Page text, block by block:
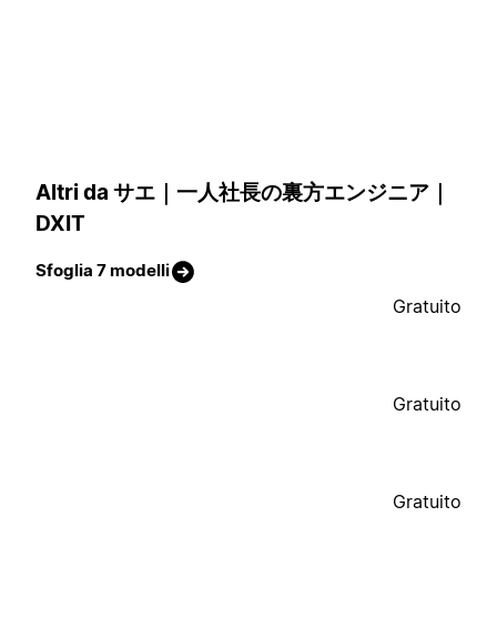
Altri da サエ｜一人社長の裏方エンジニア｜
DXIT
Sfoglia 7 modelli
Gratuito
Gratuito
Gratuito